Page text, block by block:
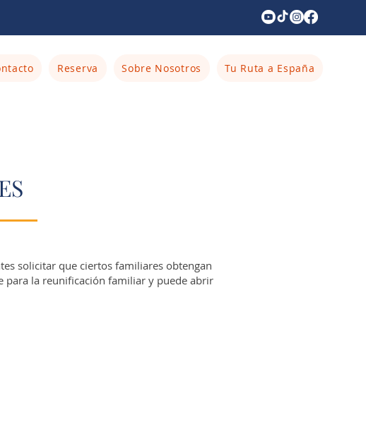
Reserva Sobre Nosotros Tu Ruta a España
solicitar que ciertos familiares obtengan
para la reunificación familiar y puede abrir